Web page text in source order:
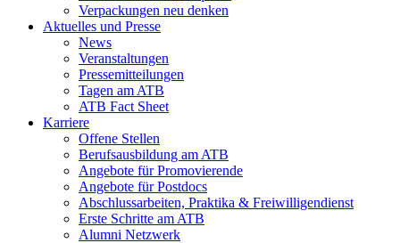
Verpackungen neu denken
Aktuelles und Presse
News
Veranstaltungen
Pressemitteilungen
Tagen am ATB
ATB Fact Sheet
Karriere
Offene Stellen
Berufsausbildung am ATB
Angebote für Promovierende
Angebote für Postdocs
Abschlussarbeiten, Praktika & Freiwilligendienst
Erste Schritte am ATB
Alumni Netzwerk